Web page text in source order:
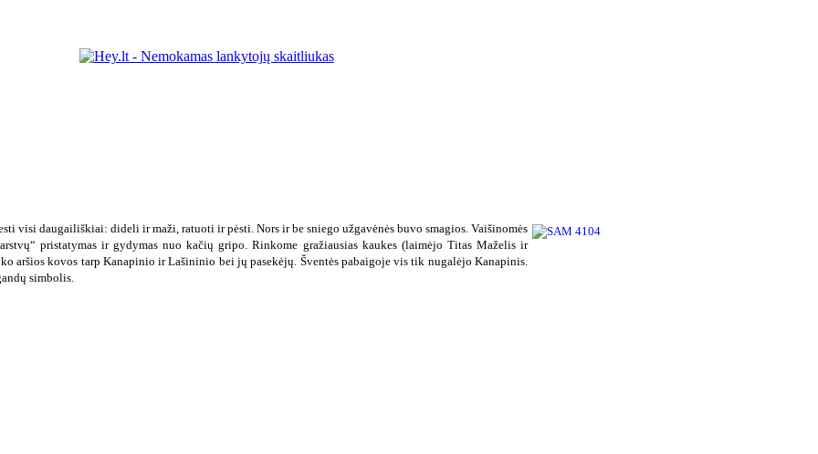
visi daugailiškiai: dideli ir maži, ratuoti ir pėsti. Nors ir be sniego užgavėnės buvo smagios. Vaišinomės
pristatymas ir gydymas nuo kačių gripo.Rinkome gražiausias kaukes (laimėjo Titas Maželis ir
aršios kovos tarp Kanapinio ir Lašininio bei jų pasekėjų. Šventės pabaigoje vis tik nugalėjo Kanapinis.
simbolis.